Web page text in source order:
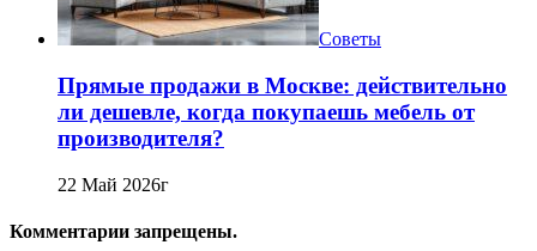
Советы
Прямые продажи в Москве: действительно
ли дешевле, когда покупаешь мебель от
производителя?
22 Май 2026г
Комментарии запрещены.